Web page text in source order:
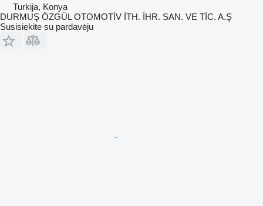
Turkija, Konya
DURMUŞ ÖZGÜL OTOMOTİV İTH. İHR. SAN. VE TİC. A.Ş
Susisiekite su pardavėju